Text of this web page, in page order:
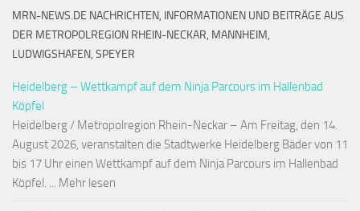
MRN-NEWS.DE NACHRICHTEN, INFORMATIONEN UND BEITRÄGE AUS
DER METROPOLREGION RHEIN-NECKAR, MANNHEIM,
LUDWIGSHAFEN, SPEYER
Heidelberg – Wettkampf auf dem Ninja Parcours im Hallenbad
Köpfel
Heidelberg / Metropolregion Rhein-Neckar – Am Freitag, den 14.
August 2026, veranstalten die Stadtwerke Heidelberg Bäder von 11
bis 17 Uhr einen Wettkampf auf dem Ninja Parcours im Hallenbad
Köpfel. ... Mehr lesen